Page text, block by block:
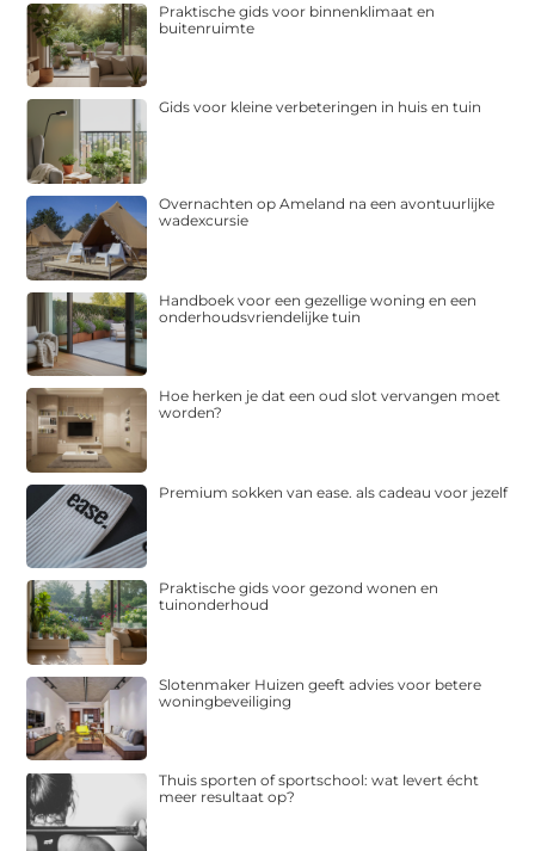
Praktische gids voor binnenklimaat en
buitenruimte
Gids voor kleine verbeteringen in huis en tuin
Overnachten op Ameland na een avontuurlijke
wadexcursie
Handboek voor een gezellige woning en een
onderhoudsvriendelijke tuin
Hoe herken je dat een oud slot vervangen moet
worden?
Premium sokken van ease. als cadeau voor jezelf
Praktische gids voor gezond wonen en
tuinonderhoud
Slotenmaker Huizen geeft advies voor betere
woningbeveiliging
Thuis sporten of sportschool: wat levert écht
meer resultaat op?